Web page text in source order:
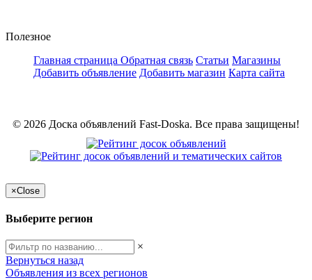
Полезное
Главная страница Обратная связь Статьи Магазины
Добавить объявление Добавить магазин Карта сайта
© 2026 Доска объявлений Fast-Doska. Все права защищены!
×Close
Выберите регион
×
Вернуться назад
Объявления из всех регионов